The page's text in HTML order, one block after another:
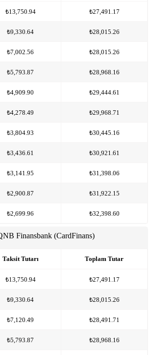
₺13,750.94 ₺27,491.17
₺9,330.64 ₺28,015.26
₺7,002.56 ₺28,015.26
₺5,793.87 ₺28,968.16
₺4,909.90 ₺29,444.61
₺4,278.49 ₺29,968.71
₺3,804.93 ₺30,445.16
₺3,436.61 ₺30,921.61
₺3,141.95 ₺31,398.06
₺2,900.87 ₺31,922.15
₺2,699.96 ₺32,398.60
Taksit Tutarı Toplam Tutar
₺13,750.94 ₺27,491.17
₺9,330.64 ₺28,015.26
₺7,120.49 ₺28,491.71
₺5,793.87 ₺28,968.16